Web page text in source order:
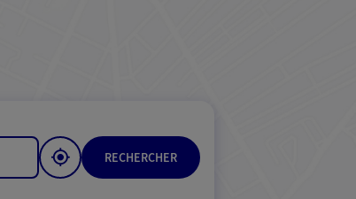
RECHERCHER